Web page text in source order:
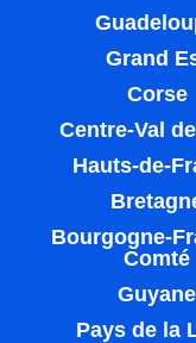
Grand
Corse
Centre-Val
Hauts-de-
Bourgogne-
Comté
Guyane
Pays de la